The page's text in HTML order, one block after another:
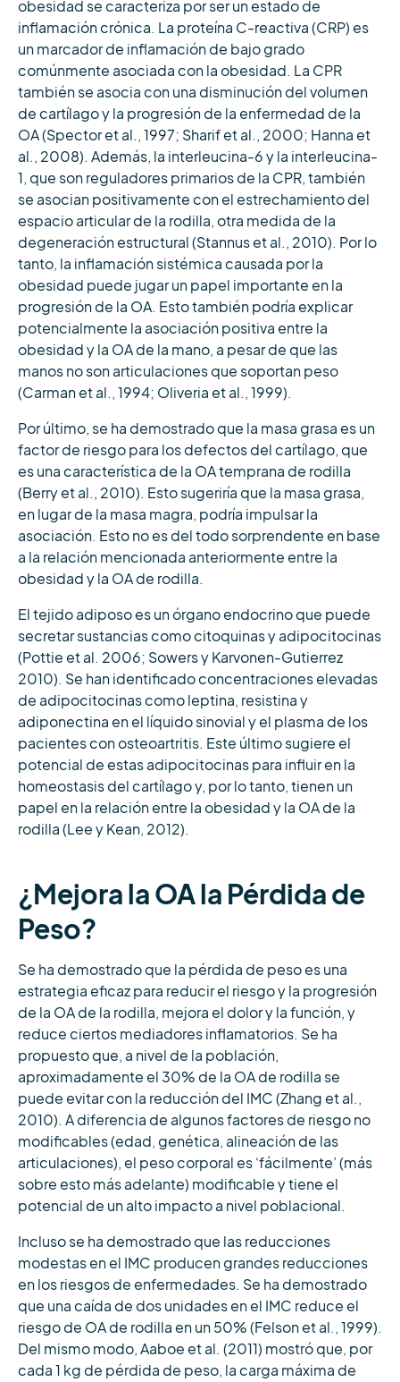
obesidad se caracteriza por ser un estado de
inflamación crónica. La proteína C-reactiva (CRP) es
un marcador de inflamación de bajo grado
comúnmente asociada con la obesidad. La CPR
también se asocia con una disminución del volumen
de cartílago y la progresión de la enfermedad de la
OA (Spector et al., 1997; Sharif et al., 2000; Hanna et
al., 2008). Además, la interleucina-6 y la interleucina-
1, que son reguladores primarios de la CPR, también
se asocian positivamente con el estrechamiento del
espacio articular de la rodilla, otra medida de la
degeneración estructural (Stannus et al., 2010). Por lo
tanto, la inflamación sistémica causada por la
obesidad puede jugar un papel importante en la
progresión de la OA. Esto también podría explicar
potencialmente la asociación positiva entre la
obesidad y la OA de la mano, a pesar de que las
manos no son articulaciones que soportan peso
(Carman et al., 1994; Oliveria et al., 1999).
Por último, se ha demostrado que la masa grasa es un
factor de riesgo para los defectos del cartílago, que
es una característica de la OA temprana de rodilla
(Berry et al., 2010). Esto sugeriría que la masa grasa,
en lugar de la masa magra, podría impulsar la
asociación. Esto no es del todo sorprendente en base
a la relación mencionada anteriormente entre la
obesidad y la OA de rodilla.
El tejido adiposo es un órgano endocrino que puede
secretar sustancias como citoquinas y adipocitocinas
(Pottie et al. 2006; Sowers y Karvonen-Gutierrez
2010). Se han identificado concentraciones elevadas
de adipocitocinas como leptina, resistina y
adiponectina en el líquido sinovial y el plasma de los
pacientes con osteoartritis. Este último sugiere el
potencial de estas adipocitocinas para influir en la
homeostasis del cartílago y, por lo tanto, tienen un
papel en la relación entre la obesidad y la OA de la
rodilla (Lee y Kean, 2012).
¿Mejora la OA la Pérdida de
Peso?
Se ha demostrado que la pérdida de peso es una
estrategia eficaz para reducir el riesgo y la progresión
de la OA de la rodilla, mejora el dolor y la función, y
reduce ciertos mediadores inflamatorios. Se ha
propuesto que, a nivel de la población,
aproximadamente el 30% de la OA de rodilla se
puede evitar con la reducción del IMC (Zhang et al.,
2010). A diferencia de algunos factores de riesgo no
modificables (edad, genética, alineación de las
articulaciones), el peso corporal es ‘fácilmente’ (más
sobre esto más adelante) modificable y tiene el
potencial de un alto impacto a nivel poblacional.
Incluso se ha demostrado que las reducciones
modestas en el IMC producen grandes reducciones
en los riesgos de enfermedades. Se ha demostrado
que una caída de dos unidades en el IMC reduce el
riesgo de OA de rodilla en un 50% (Felson et al., 1999).
Del mismo modo, Aaboe et al. (2011) mostró que, por
cada 1 kg de pérdida de peso, la carga máxima de